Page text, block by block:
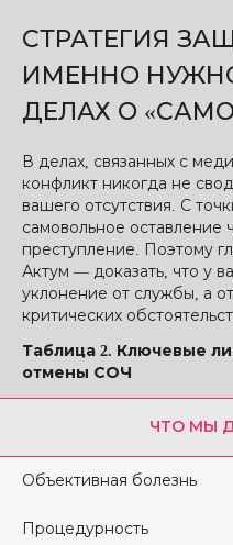
СТРАТЕГИЯ
ИМЕННО
ДЕЛАХ О
В делах, связанных с
конфликт никогда не
вашего отсутствия. С
самовольное
преступление. Поэтому
Актум — доказать, что у
уклонение от службы, а
критических
Таблица 2. Ключевые
отмены СОЧ
ЧТО МЫ
Объективная болезнь
Процедурность